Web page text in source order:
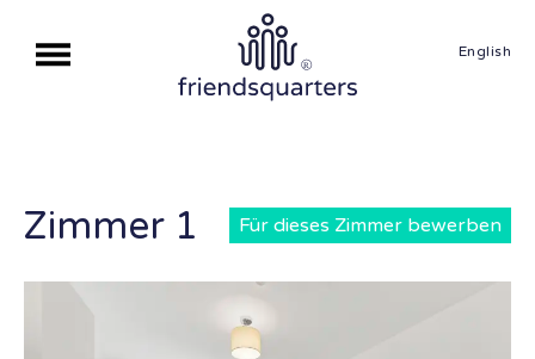
English
Zimmer 1 Für dieses Zimmer bewerben